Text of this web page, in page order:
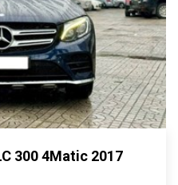
300 4Matic 2017